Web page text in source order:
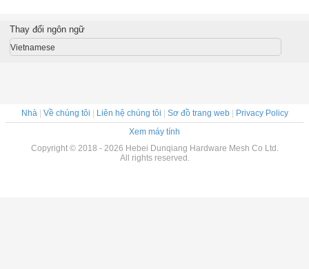
Thay đổi ngôn ngữ
Vietnamese
Nhà| Về chúng tôi | Liên hệ chúng tôi | Sơ đồ trang web| Privacy Policy
Xem máy tính
Copyright © 2018 - 2026 Hebei Dunqiang Hardware Mesh Co Ltd.
All rights reserved.